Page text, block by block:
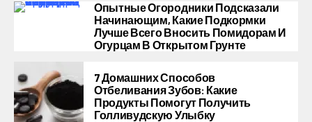
Опытные Огородники Подсказали
Начинающим, Какие Подкормки
Лучше Всего Вносить Помидорам И
Огурцам В Открытом Грунте
7 Домашних Способов
Отбеливания Зубов: Какие
Продукты Помогут Получить
Голливудскую Улыбку